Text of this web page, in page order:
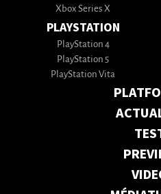
Xbox Series X
PLAYSTATION
PlayStation 4
PlayStation 5
PlayStation Vita